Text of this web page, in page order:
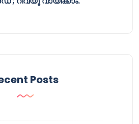
Posts